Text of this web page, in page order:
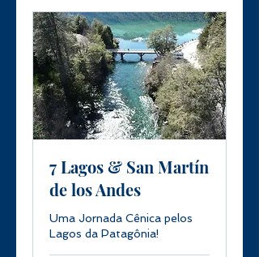
7 Lagos & San Martín
de los Andes
Uma Jornada Cênica pelos
Lagos da Patagônia!